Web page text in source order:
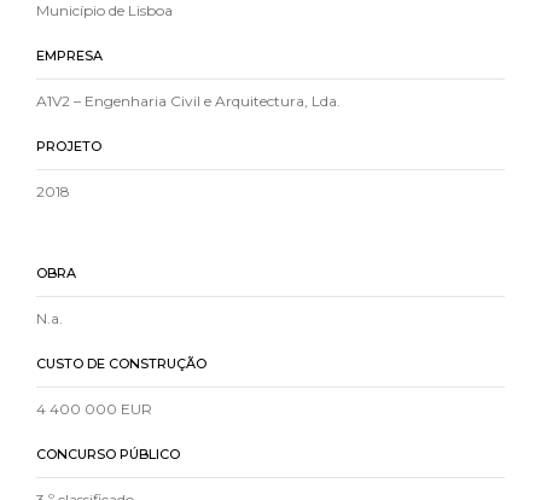
Município de Lisboa
EMPRESA
A1V2 – Engenharia Civil e Arquitectura, Lda.
PROJETO
2018
OBRA
N.a.
CUSTO DE CONSTRUÇÃO
4 400 000 EUR
CONCURSO PÚBLICO